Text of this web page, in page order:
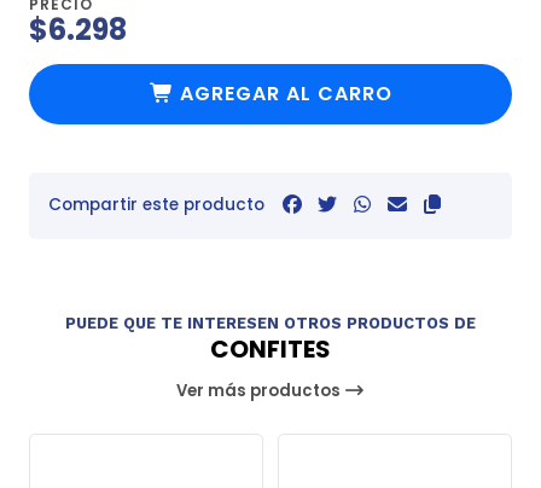
$6.298
AGREGAR AL CARRO
Compartir este producto
PUEDE QUE TE INTERESEN OTROS PRODUCTOS DE
CONFITES
Ver más productos